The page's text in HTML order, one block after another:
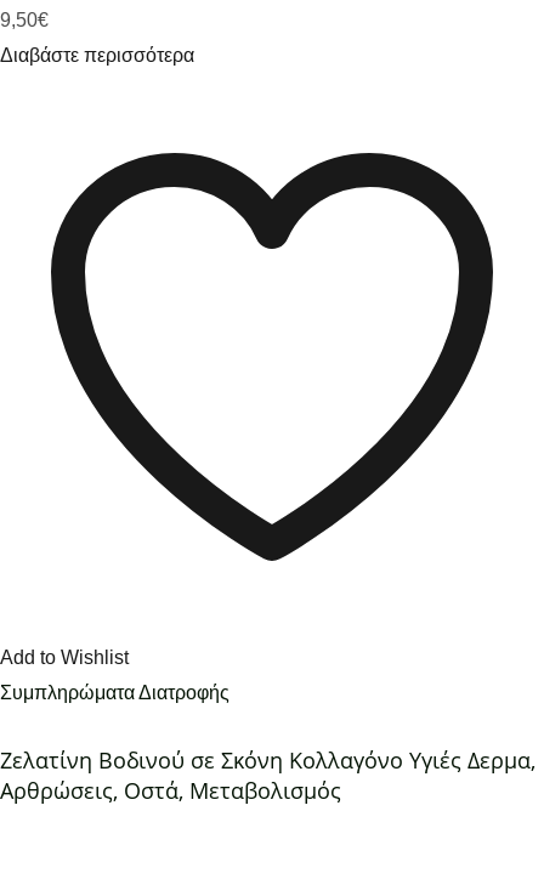
9,50€
Διαβάστε περισσότερα
Add to Wishlist
Συμπληρώματα Διατροφής
Ζελατίνη Βοδινού σε Σκόνη Κολλαγόνο Υγιές Δερμα,
Αρθρώσεις, Οστά, Μεταβολισμός